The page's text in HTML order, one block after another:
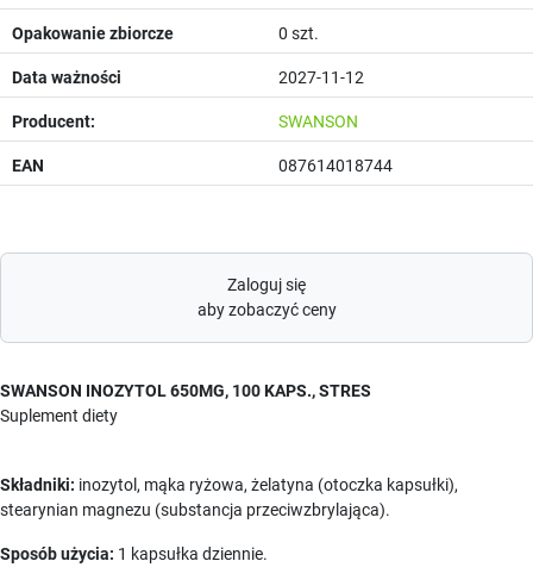
Opakowanie zbiorcze 0 szt.
Data ważności 2027-11-12
Producent: SWANSON
EAN 087614018744
Zaloguj się
aby zobaczyć ceny
SWANSON INOZYTOL 650MG, 100 KAPS., STRES
Suplement diety
Składniki: inozytol, mąka ryżowa, żelatyna (otoczka kapsułki),
stearynian magnezu (substancja przeciwzbrylająca).
Sposób użycia: 1 kapsułka dziennie.